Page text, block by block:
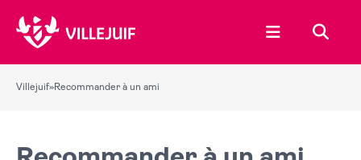
Ouvrir le
Villejuif»Recommander à un ami